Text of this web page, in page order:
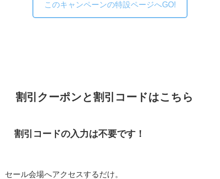
このキャンペーンの特設ページへGO!
割引クーポンと割引コードはこちら
割引コードの入力は不要です！
セール会場へアクセスするだけ。